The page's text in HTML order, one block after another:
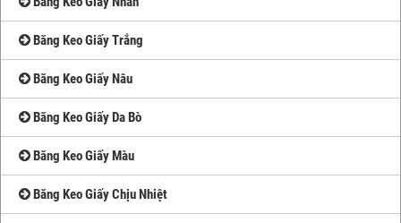
Băng Keo Giấy Trắng
Băng Keo Giấy Nâu
Băng Keo Giấy Da Bò
Băng Keo Giấy Màu
Băng Keo Giấy Chịu Nhiệt